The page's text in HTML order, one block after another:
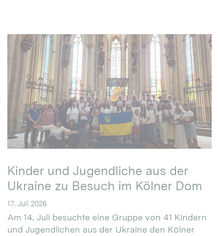
Kinder und Jugendliche aus der
Ukraine zu Besuch im Kölner Dom
17. Juli 2026
Am 14. Juli besuchte eine Gruppe von 41 Kindern
und Jugendlichen aus der Ukraine den Kölner